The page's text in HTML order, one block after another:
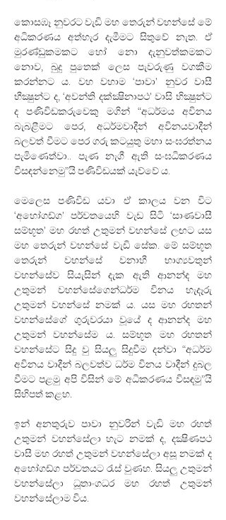
කොසඹෑ නුවරට වැඩි මහ තෙරුන් වහන්සේ මේ
අධිකරණය අත්හැර දැමීමට සිතුවේ නැත. ඒ
මුරණ්ඩුකමකට හෝ නො දැනුවත්කමකට
නොව, බුදු පුතෙක් ලෙස පැවරුණු වගකීම
කරන්නට ය. වහ වහාම ‘පාවා’ නුවර වාසී
භීක්‍ෂුන්ට ද, ‘අවන්ති දක්ක්‍ෂිනාපථ’ වාසි භික්‍ෂුන්ට
ද පණිවිඩකරුවෙකු මගින් “අධර්මය අවිනය
බැබළීමට පෙර, අධර්මවාදීන් අවිනයවාදීන්
බලවත් වීමට පෙර ගරු කටයුතු මහා සංඝරත්නය
පැමිණෙත්වා.. පැණ නැගී ඇති සංඝධිකරණය
විසඳන්නෙමු”යි පණිවිඩයක් යැව්වේ ය.
මෙලෙස පණිවිඩ යවා ඒ කාලය වන විට
‘අහෝගඩ්ග’ පර්වතයෙහි වැඩ සිටි ‘සාණවාසී
සම්භූත’ මහ රහත් උතුමන් වහන්සේ ලඟට යස
මහ තෙරුන් වහන්සේ වැඩි සේක. මේ සම්භූත
තෙරුන් වහන්සේ වනාහී භාග්‍යවතුන්
වහන්සේව සියැසින් දැක ඇති ආනන්ද මහ
උතුමන් වහන්සේගෙන්ධර්ම විනය හැදෑරු
උතුමන් වහන්සේ නමක් ය. යස මහ රහතන්
වහන්සේගේ ගුරුවරයා වූයේ ද ආනන්ද මහ
උතුමන් වහන්සේම ය. සම්භූත මහ රහතන්
වහන්සේට සිදු වු සියලු සිදුවීම දන්වා “අධර්ම
අවිනය වාදීන් බලවත්ව ධර්ම විනය වාදීන් දුබල
වීමට පළමු අපි විසින් මේ අධිකරණය විසඳමු”යි
සිහිපත් කළහ.
ඉන් අනතුරුව පාවා නුවරින් වැඩි මහ රහත්
උතුමන් වහන්සේලා හැට නමක් ද, දක්‍ෂිණපථ
වාසී මහ රහත් උතුමන් වහන්සේලා අසූ නමක් ද
අහෝගඩ්ග පර්වතයට රැස් වුණහ. සියලු උතුමන්
වහන්සේලා ධූතාංගධර මහ රහත් උතුමන්
වහන්සේලාම විය.